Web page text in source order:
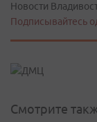
Новости
Подписывайтесь
Смотрите